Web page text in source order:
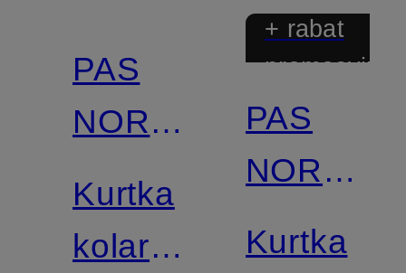
PAS
NORMAL
STUDIOS
Kurtka
kolarska
+ rabat
promocyjny
PAS
NORMAL
STUDIOS
Kurtka